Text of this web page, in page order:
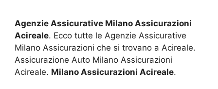
Agenzie Assicurative Milano Assicurazioni
Acireale. Ecco tutte le Agenzie Assicurative
Milano Assicurazioni che si trovano a Acireale.
Assicurazione Auto Milano Assicurazioni
Acireale. Milano Assicurazioni Acireale.